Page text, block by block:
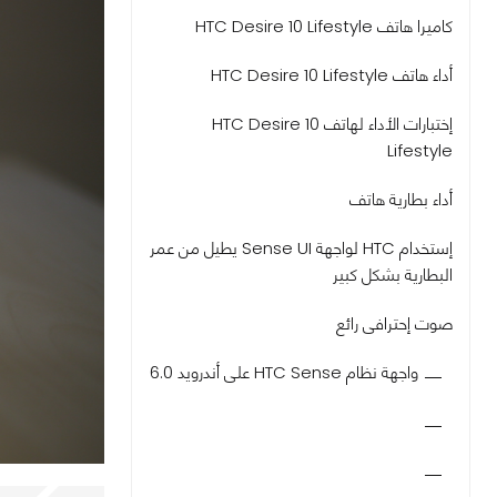
كاميرا هاتف HTC Desire 10 Lifestyle
أداء هاتف HTC Desire 10 Lifestyle
إختبارات الأداء لهاتف HTC Desire 10
Lifestyle
أداء بطارية هاتف
إستخدام HTC لواجهة Sense UI يطيل من عمر
البطارية بشكل كبير
صوت إحترافى رائع
واجهة نظام HTC Sense على أندرويد 6.0